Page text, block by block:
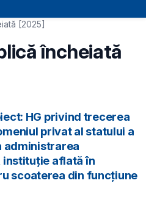
[2025]
încheiată
HG privind trecerea
privat al statului a
administrarea
instituție aflată în
scoaterea din funcțiune